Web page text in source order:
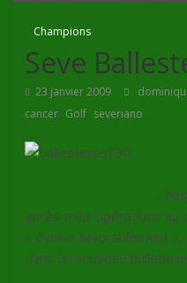
Champions
Seve
23 janvier 2009
cancer, Golf, severiano
,
après trois opérations au
« évolue favorablement »,
dans un nouveau bulletin